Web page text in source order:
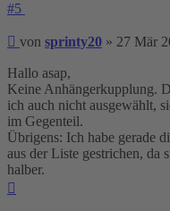
#5
Beitrag
von sprinty20 » 27 Mär
Hallo asap,
Keine Anhängerkupplung.
ich auch nicht ausgewählt,
im Gegenteil.
Übrigens: Ich habe gerade
aus der Liste gestrichen, da
halber.